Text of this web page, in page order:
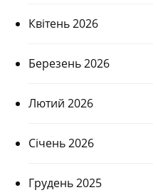
Квітень 2026
Березень 2026
Лютий 2026
Січень 2026
Грудень 2025